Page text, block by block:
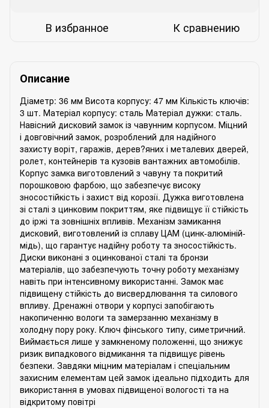
В избранное К сравнению
Описание
Діаметр: 36 мм Висота корпусу: 47 мм Кількість ключів:
3 шт. Матеріал корпусу: сталь Матеріал дужки: сталь.
Навісний дисковий замок із чавунним корпусом. Міцний
і довговічний замок, розроблений для надійного
захисту воріт, гаражів, дерев?яних і металевих дверей,
ролет, контейнерів та кузовів вантажних автомобілів.
Корпус замка виготовлений з чавуну та покритий
порошковою фарбою, що забезпечує високу
зносостійкість і захист від корозії. Дужка виготовлена
зі сталі з цинковим покриттям, яке підвищує її стійкість
до іржі та зовнішніх впливів. Механізм замикання
дисковий, виготовлений із сплаву ЦАМ (цинк-алюміній-
мідь), що гарантує надійну роботу та зносостійкість.
Диски виконані з оцинкованої сталі та бронзи
матеріалів, що забезпечують точну роботу механізму
навіть при інтенсивному використанні. Замок має
підвищену стійкість до висвердлювання та силового
впливу. Дренажні отвори у корпусі запобігають
накопиченню вологи та замерзанню механізму в
холодну пору року. Ключ фінського типу, симетричний.
Виймається лише у замкненому положенні, що знижує
ризик випадкового відмикання та підвищує рівень
безпеки. Завдяки міцним матеріалам і спеціальним
захисним елементам цей замок ідеально підходить для
використання в умовах підвищеної вологості та на
відкритому повітрі